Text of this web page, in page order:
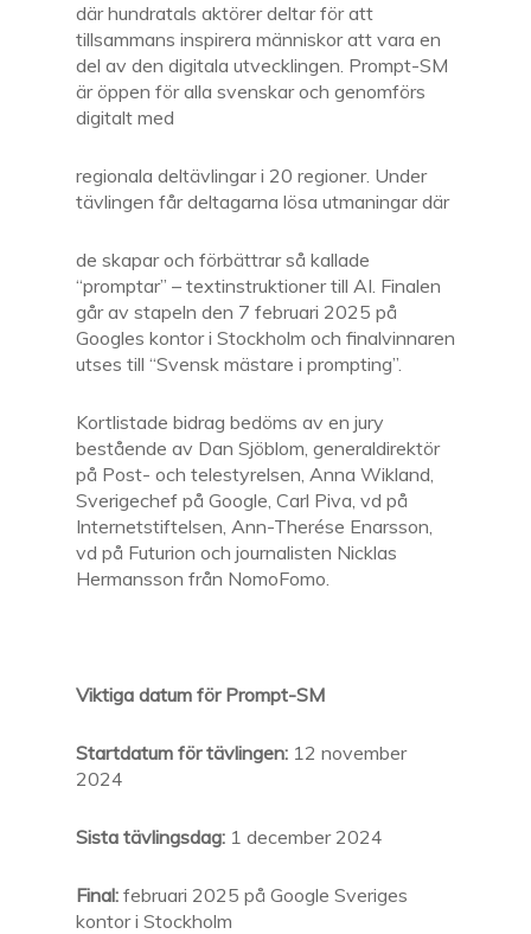
där hundratals aktörer deltar för att
tillsammans inspirera människor att vara en
del av den digitala utvecklingen. Prompt-SM
är öppen för alla svenskar och genomförs
digitalt med
regionala deltävlingar i 20 regioner. Under
tävlingen får deltagarna lösa utmaningar där
de skapar och förbättrar så kallade
“promptar” – textinstruktioner till AI. Finalen
går av stapeln den 7 februari 2025 på
Googles kontor i Stockholm och finalvinnaren
utses till “Svensk mästare i prompting”.
Kortlistade bidrag bedöms av en jury
bestående av Dan Sjöblom, generaldirektör
på Post- och telestyrelsen, Anna Wikland,
Sverigechef på Google, Carl Piva, vd på
Internetstiftelsen, Ann-Therése Enarsson,
vd på Futurion och journalisten Nicklas
Hermansson från NomoFomo.
Viktiga datum för Prompt-SM
Startdatum för tävlingen: 12 november
2024
Sista tävlingsdag: 1 december 2024
Final: februari 2025 på Google Sveriges
kontor i Stockholm